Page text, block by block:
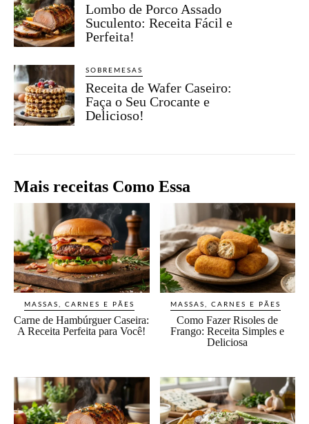
Lombo de Porco Assado
Suculento: Receita Fácil e
Perfeita!
SOBREMESAS
Receita de Wafer Caseiro:
Faça o Seu Crocante e
Delicioso!
Mais receitas Como Essa
MASSAS, CARNES E PÃES
Carne de Hambúrguer Caseira:
A Receita Perfeita para Você!
MASSAS, CARNES E PÃES
Como Fazer Risoles de
Frango: Receita Simples e
Deliciosa